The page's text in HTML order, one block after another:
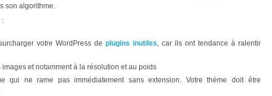
son algorithme.
:
votre WordPress de plugins inutiles, car ils ont tendance à ralentir
images et notamment à la résolution et au poids
qui ne rame pas immédiatement sans extension. Votre thème doit être